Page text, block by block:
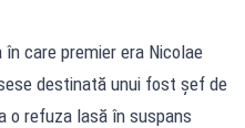
care premier era Nicolae
destinată unui fost șef de
o refuza lasă în suspans